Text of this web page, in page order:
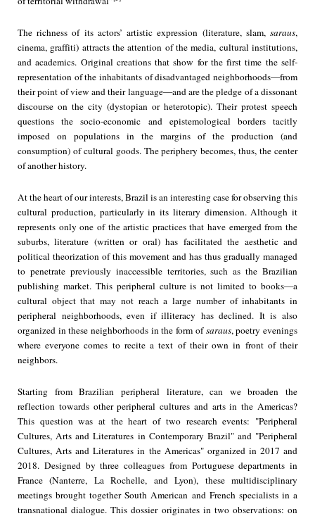
The richness of its actors’ artistic expression (literature, slam, saraus,
cinema, graffiti) attracts the attention of the media, cultural institutions,
and academics. Original creations that show for the first time the self-
representation of the inhabitants of disadvantaged neighborhoods—from
their point of view and their language—and are the pledge of a dissonant
discourse on the city (dystopian or heterotopic). Their protest speech
questions the socio-economic and epistemological borders tacitly
imposed on populations in the margins of the production (and
consumption) of cultural goods. The periphery becomes, thus, the center
of another history.
At the heart of our interests, Brazil is an interesting case for observing this
cultural production, particularly in its literary dimension. Although it
represents only one of the artistic practices that have emerged from the
suburbs, literature (written or oral) has facilitated the aesthetic and
political theorization of this movement and has thus gradually managed
to penetrate previously inaccessible territories, such as the Brazilian
publishing market. This peripheral culture is not limited to books—a
cultural object that may not reach a large number of inhabitants in
peripheral neighborhoods, even if illiteracy has declined. It is also
organized in these neighborhoods in the form ofsaraus, poetry evenings
where everyone comes to recite a text of their own in front of their
neighbors.
Starting from Brazilian peripheral literature, can we broaden the
reflection towards other peripheral cultures and arts in the Americas?
This question was at the heart of two research events: "Peripheral
Cultures, Arts and Literatures in Contemporary Brazil" and "Peripheral
Cultures, Arts and Literatures in the Americas" organized in 2017 and
2018. Designed by three colleagues from Portuguese departments in
France (Nanterre, La Rochelle, and Lyon), these multidisciplinary
meetings brought together South American and French specialists in a
transnational dialogue. This dossier originates in two observations: on